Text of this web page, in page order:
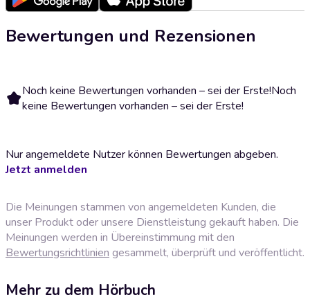
Bewertungen und Rezensionen
Noch keine Bewertungen vorhanden – sei der Erste!Noch
keine Bewertungen vorhanden – sei der Erste!
Nur angemeldete Nutzer können Bewertungen abgeben.
Jetzt anmelden
Die Meinungen stammen von angemeldeten Kunden, die
unser Produkt oder unsere Dienstleistung gekauft haben. Die
Meinungen werden in Übereinstimmung mit den
Bewertungsrichtlinien gesammelt, überprüft und veröffentlicht.
Mehr zu dem Hörbuch